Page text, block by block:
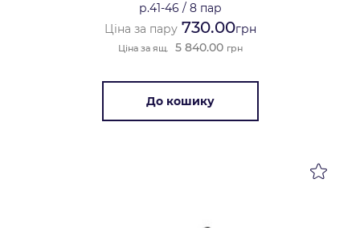
р.41-46 / 8 пар
Ціна за пару730.00грн
Ціна за ящ. 5 840.00 грн
До кошику